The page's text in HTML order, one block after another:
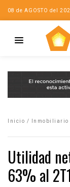
08 de AGOSTO del
Inicio / Inmobiliario
Utilidad
63% al